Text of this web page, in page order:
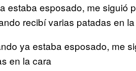
estaba esposado, me siguió
recibí varias patadas en
ya estaba esposado, me
en la cara